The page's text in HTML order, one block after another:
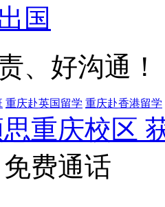
国
、好沟通！
重庆赴英国留学 重庆赴香港留学
重庆校区
免费通话